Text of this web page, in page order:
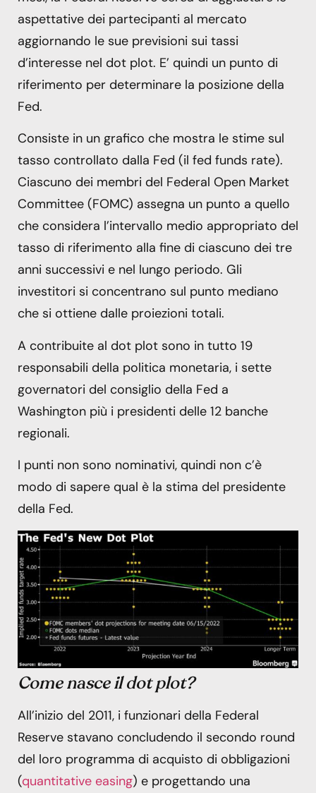
aspettative dei partecipanti al mercato
aggiornando le sue previsioni sui tassi
d’interesse nel dot plot. E’ quindi un punto di
riferimento per determinare la posizione della
Fed.
Consiste in un grafico che mostra le stime sul
tasso controllato dalla Fed (il fed funds rate).
Ciascuno dei membri del Federal Open Market
Committee (FOMC) assegna un punto a quello
che considera l’intervallo medio appropriato del
tasso di riferimento alla fine di ciascuno dei tre
anni successivi e nel lungo periodo. Gli
investitori si concentrano sul punto mediano
che si ottiene dalle proiezioni totali.
A contribuite al dot plot sono in tutto 19
responsabili della politica monetaria, i sette
governatori del consiglio della Fed a
Washington più i presidenti delle 12 banche
regionali.
I punti non sono nominativi, quindi non c’è
modo di sapere qual è la stima del presidente
della Fed.
Come nasce il dot plot?
All’inizio del 2011, i funzionari della Federal
Reserve stavano concludendo il secondo round
del loro programma di acquisto di obbligazioni
(quantitative easing) e progettando una